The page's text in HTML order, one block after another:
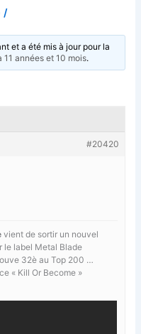
/
et a été mis à jour pour la
11 années et 10 mois.
#20420
vient de sortir un nouvel
le label Metal Blade
32è au Top 200 …
« Kill Or Become »